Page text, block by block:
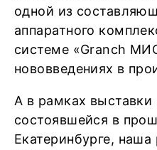
одной из
аппаратного
системе «Granch
нововведениях в
А в рамках выставки
состоявшейся в
Екатеринбурге,